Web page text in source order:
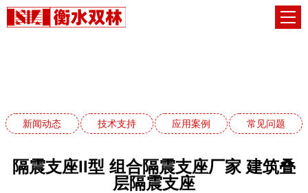
新闻动态 技术支持 应用案例 常见问题
隔震支座II型 组合隔震支座厂家 建筑叠
层隔震支座